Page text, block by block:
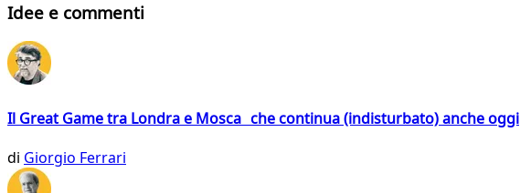
Idee e commenti
Il Great Game tra Londra e Mosca che continua (indisturbato) anche oggi
di Giorgio Ferrari